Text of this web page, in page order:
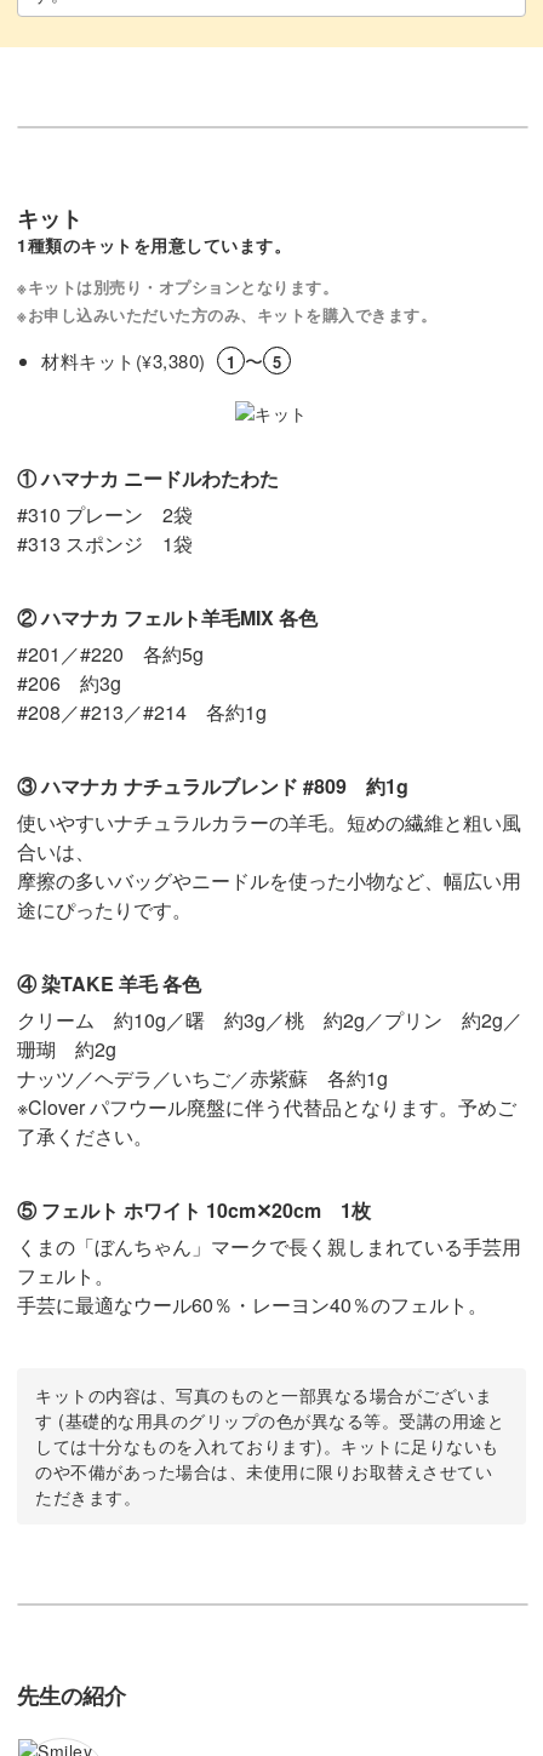
キット
1種類のキットを用意しています。
※キットは別売り・オプションとなります。
※お申し込みいただいた方のみ、キットを購入できます。
材料キット(¥3,380) 1 〜 5
① ハマナカ ニードルわたわた
#310 プレーン 2袋
#313 スポンジ 1袋
② ハマナカ フェルト羊毛MIX 各色
#201／#220 各約5g
#206 約3g
#208／#213／#214 各約1g
③ ハマナカ ナチュラルブレンド #809 約1g
使いやすいナチュラルカラーの羊毛。短めの繊維と粗い風
合いは、
摩擦の多いバッグやニードルを使った小物など、幅広い用
途にぴったりです。
④ 染TAKE 羊毛 各色
クリーム 約10g／曙 約3g／桃 約2g／プリン 約2g／
珊瑚 約2g
ナッツ／ヘデラ／いちご／赤紫蘇 各約1g
※Clover パフウール廃盤に伴う代替品となります。予めご
了承ください。
⑤ フェルト ホワイト 10cm✕20cm 1枚
くまの「ぼんちゃん」マークで長く親しまれている手芸用
フェルト。
手芸に最適なウール60％・レーヨン40％のフェルト。
キットの内容は、写真のものと一部異なる場合がございま
す (基礎的な用具のグリップの色が異なる等。受講の用途と
しては十分なものを入れております)。キットに足りないも
のや不備があった場合は、未使用に限りお取替えさせてい
ただきます。
先生の紹介